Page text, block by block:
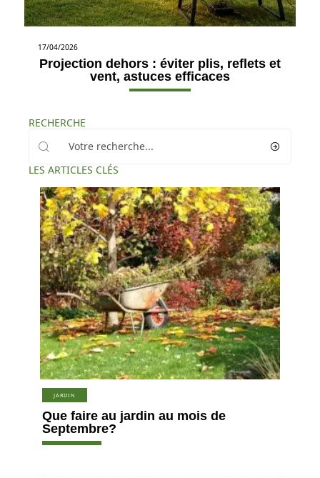
17/04/2026
Projection dehors : éviter plis, reflets et
vent, astuces efficaces
RECHERCHE
LES ARTICLES CLÉS
JARDIN
Que faire au jardin au mois de
Septembre?